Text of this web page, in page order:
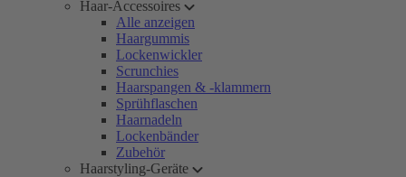
Haar-Accessoires
Alle anzeigen
Haargummis
Lockenwickler
Scrunchies
Haarspangen & -klammern
Sprühflaschen
Haarnadeln
Lockenbänder
Zubehör
Haarstyling-Geräte